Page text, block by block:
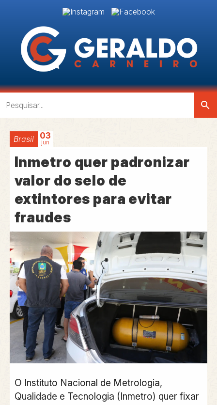
search
Brasil 03
jun
Inmetro quer padronizar
valor do selo de
extintores para evitar
fraudes
O Instituto Nacional de Metrologia,
Qualidade e Tecnologia (Inmetro) quer fixar